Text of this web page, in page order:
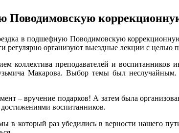
Поводимовскую
в подшефную Поводимовскую
регулярно организуют выездные лекции с
коллектива преподавателей и
Макарова. Выбор темы был
– вручение подарков! А затем была
воспитанников.
в который раз убедились в верности нашего